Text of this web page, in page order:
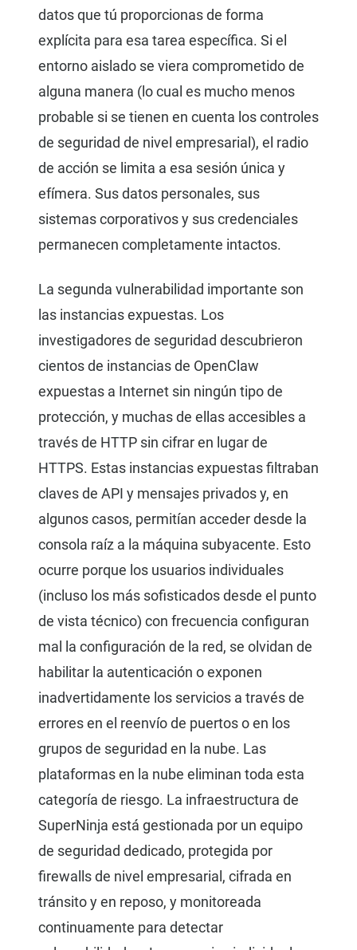
datos que tú proporcionas de forma
explícita para esa tarea específica. Si el
entorno aislado se viera comprometido de
alguna manera (lo cual es mucho menos
probable si se tienen en cuenta los controles
de seguridad de nivel empresarial), el radio
de acción se limita a esa sesión única y
efímera. Sus datos personales, sus
sistemas corporativos y sus credenciales
permanecen completamente intactos.
La segunda vulnerabilidad importante son
las instancias expuestas. Los
investigadores de seguridad descubrieron
cientos de instancias de OpenClaw
expuestas a Internet sin ningún tipo de
protección, y muchas de ellas accesibles a
través de HTTP sin cifrar en lugar de
HTTPS. Estas instancias expuestas filtraban
claves de API y mensajes privados y, en
algunos casos, permitían acceder desde la
consola raíz a la máquina subyacente. Esto
ocurre porque los usuarios individuales
(incluso los más sofisticados desde el punto
de vista técnico) con frecuencia configuran
mal la configuración de la red, se olvidan de
habilitar la autenticación o exponen
inadvertidamente los servicios a través de
errores en el reenvío de puertos o en los
grupos de seguridad en la nube. Las
plataformas en la nube eliminan toda esta
categoría de riesgo. La infraestructura de
SuperNinja está gestionada por un equipo
de seguridad dedicado, protegida por
firewalls de nivel empresarial, cifrada en
tránsito y en reposo, y monitoreada
continuamente para detectar